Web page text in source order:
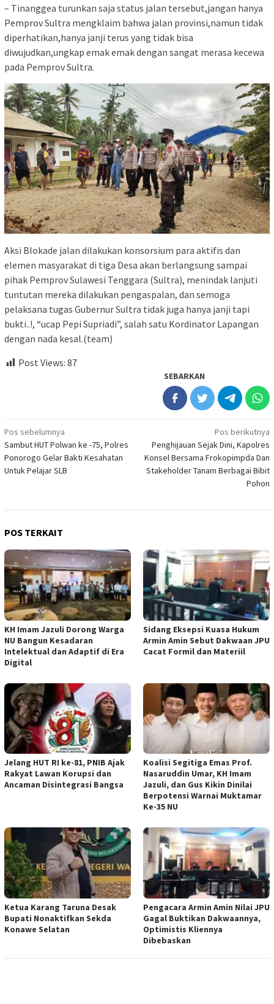
– Tinanggea turunkan saja status jalan tersebut,jangan hanya
Pemprov Sultra mengklaim bahwa jalan provinsi,namun tidak
diperhatikan,hanya janji terus yang tidak bisa
diwujudkan,ungkap emak emak dengan sangat merasa kecewa
pada Pemprov Sultra.
Aksi Blokade jalan dilakukan konsorsium para aktifis dan
elemen masyarakat di tiga Desa akan berlangsung sampai
pihak Pemprov Sulawesi Tenggara (Sultra), menindak lanjuti
tuntutan mereka dilakukan pengaspalan, dan semoga
pelaksana tugas Gubernur Sultra tidak juga hanya janji tapi
bukti..!, “ucap Pepi Supriadi”, salah satu Kordinator Lapangan
dengan nada kesal.(team)
Post Views: 87
SEBARKAN
Navigasi
pos
Pos sebelumnya
Sambut HUT Polwan ke -75, Polres
Ponorogo Gelar Bakti Kesahatan
Untuk Pelajar SLB
Pos berikutnya
Penghijauan Sejak Dini, Kapolres
Konsel Bersama Frokopimpda Dan
Stakeholder Tanam Berbagai Bibit
Pohon
POS TERKAIT
KH Imam Jazuli Dorong Warga
NU Bangun Kesadaran
Intelektual dan Adaptif di Era
Digital
‎Sidang Eksepsi Kuasa Hukum
Armin Amin Sebut Dakwaan JPU
Cacat Formil dan Materiil
Jelang HUT RI ke-81, PNIB Ajak
Rakyat Lawan Korupsi dan
Ancaman Disintegrasi Bangsa
Koalisi Segitiga Emas Prof.
Nasaruddin Umar, KH Imam
Jazuli, dan Gus Kikin Dinilai
Berpotensi Warnai Muktamar
Ke-35 NU
Ketua ‎Karang Taruna Desak
Bupati Nonaktifkan Sekda
Konawe Selatan
‎Pengacara Armin Amin Nilai JPU
Gagal Buktikan Dakwaannya,
Optimistis Kliennya
Dibebaskan